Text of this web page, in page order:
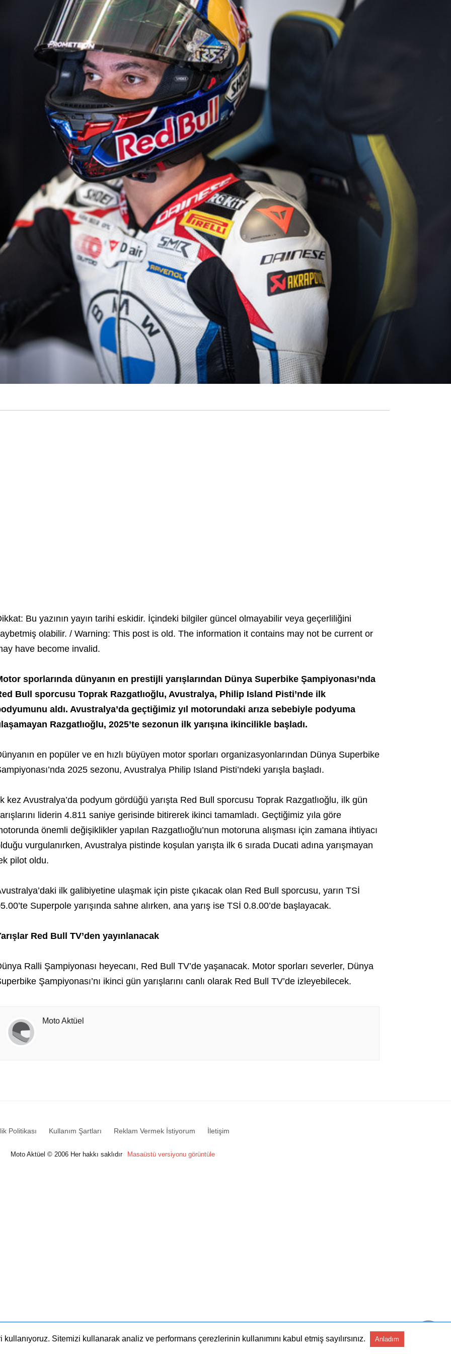
Bu yazının yayın tarihi eskidir. İçindeki bilgiler güncel olmayabilir veya geçerliliğini
olabilir. / Warning: This post is old. The information it contains may not be current or
have become invalid.
sporlarında dünyanın en prestijli yarışlarından Dünya Superbike Şampiyonası’nda
Bull sporcusu Toprak Razgatlıoğlu, Avustralya, Philip Island Pisti’nde ilk
aldı. Avustralya’da geçtiğimiz yıl motorundaki arıza sebebiyle podyuma
Razgatlıoğlu, 2025’te sezonun ilk yarışına ikincilikle başladı.
en popüler ve en hızlı büyüyen motor sporları organizasyonlarından Dünya Superbike
2025 sezonu, Avustralya Philip Island Pisti’ndeki yarışla başladı.
kez Avustralya’da podyum gördüğü yarışta Red Bull sporcusu Toprak Razgatlıoğlu, ilk gün
liderin 4.811 saniye gerisinde bitirerek ikinci tamamladı. Geçtiğimiz yıla göre
önemli değişiklikler yapılan Razgatlıoğlu’nun motoruna alışması için zamana ihtiyacı
vurgulanırken, Avustralya pistinde koşulan yarışta ilk 6 sırada Ducati adına yarışmayan
pilot oldu.
ilk galibiyetine ulaşmak için piste çıkacak olan Red Bull sporcusu, yarın TSİ
Superpole yarışında sahne alırken, ana yarış ise TSİ 0.8.00’de başlayacak.
Red Bull TV’den yayınlanacak
Ralli Şampiyonası heyecanı, Red Bull TV’de yaşanacak. Motor sporları severler, Dünya
Şampiyonası’nı ikinci gün yarışlarını canlı olarak Red Bull TV’de izleyebilecek.
Moto Aktüel
Politikası Kullanım Şartları Reklam Vermek İstiyorum İletişim
Moto Aktüel © 2006 Her hakkı saklıdır Masaüstü versiyonu görüntüle
Sitemizi kullanarak analiz ve performans çerezlerinin kullanımını kabul etmiş sayılırsınız. Anladım